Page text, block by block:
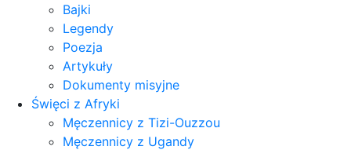
Bajki
Legendy
Poezja
Artykuły
Dokumenty misyjne
Święci z Afryki
Męczennicy z Tizi-Ouzzou
Męczennicy z Ugandy